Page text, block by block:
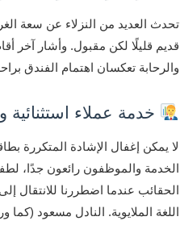
تحدث العديد من النزلاء عن سعة
قديم قليلًا لكن مقبول. وأشار آخر
والرحابة تعكسان اهتمام الفندق
خدمة عملاء
لا يمكن إغفال الإشادة المتكررة
الخدمة والموظفون رائعون جدًا،
الحقائب عندما اضطررنا للانتقال
اللغة الملايوية. النادل مسعود (كما